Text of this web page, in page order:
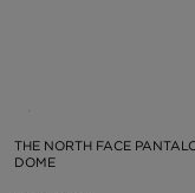
THE NORTH FACE
DOME